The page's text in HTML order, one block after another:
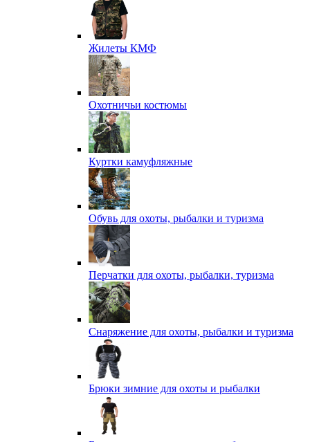
Жилеты КМФ
Охотничьи костюмы
Куртки камуфляжные
Обувь для охоты, рыбалки и туризма
Перчатки для охоты, рыбалки, туризма
Снаряжение для охоты, рыбалки и туризма
Брюки зимние для охоты и рыбалки